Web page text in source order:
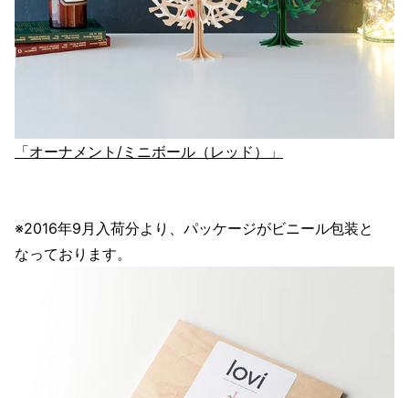
「オーナメント/ミニボール（レッド）」
※2016年9月入荷分より、パッケージがビニール包装と
なっております。